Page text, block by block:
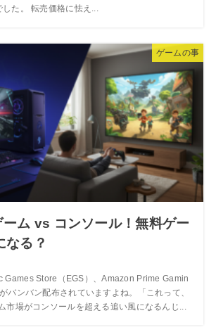
た。 転売価格に怯え...
ゲームの事
ム vs コンソール！無料ゲー
なる？
Games Store（EGS）、Amazon Prime Gamin
バンバン配布されていますよね。「これって、
市場がコンソールを超える追い風になるんじ...